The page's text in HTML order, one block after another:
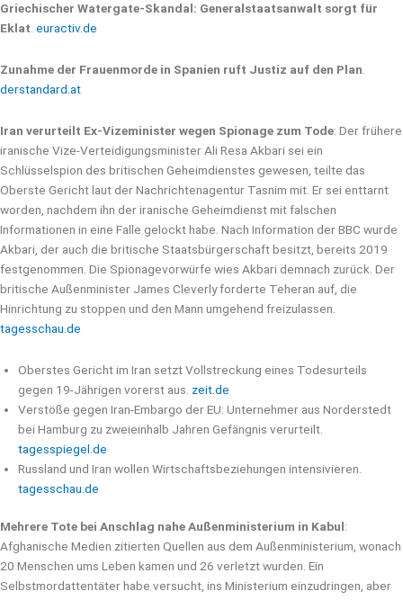
Griechischer Watergate-Skandal: Generalstaatsanwalt sorgt für
Eklat euractiv.de
Zunahme der Frauenmorde in Spanien ruft Justiz auf den Plan
derstandard.at
Iran verurteilt Ex-Vizeminister wegen Spionage zum Tode: Der frühere
iranische Vize-Verteidigungsminister Ali Resa Akbari sei ein
Schlüsselspion des britischen Geheimdienstes gewesen, teilte das
Oberste Gericht laut der Nachrichtenagentur Tasnim mit. Er sei enttarnt
worden, nachdem ihn der iranische Geheimdienst mit falschen
Informationen in eine Falle gelockt habe. Nach Information der BBC wurde
Akbari, der auch die britische Staatsbürgerschaft besitzt, bereits 2019
festgenommen. Die Spionagevorwürfe wies Akbari demnach zurück. Der
britische Außenminister James Cleverly forderte Teheran auf, die
Hinrichtung zu stoppen und den Mann umgehend freizulassen.
tagesschau.de
Oberstes Gericht im Iran setzt Vollstreckung eines Todesurteils
gegen 19-Jährigen vorerst aus. zeit.de
Verstöße gegen Iran-Embargo der EU: Unternehmer aus Norderstedt
bei Hamburg zu zweieinhalb Jahren Gefängnis verurteilt.
tagesspiegel.de
Russland und Iran wollen Wirtschaftsbeziehungen intensivieren.
tagesschau.de
Mehrere Tote bei Anschlag nahe Außenministerium in Kabul:
Afghanische Medien zitierten Quellen aus dem Außenministerium, wonach
20 Menschen ums Leben kamen und 26 verletzt wurden. Ein
Selbstmordattentäter habe versucht, ins Ministerium einzudringen, aber